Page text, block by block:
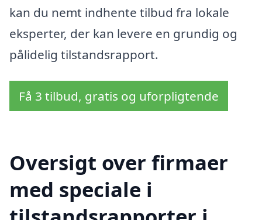
kan du nemt indhente tilbud fra lokale
eksperter, der kan levere en grundig og
pålidelig tilstandsrapport.
Få 3 tilbud, gratis og uforpligtende
Oversigt over firmaer
med speciale i